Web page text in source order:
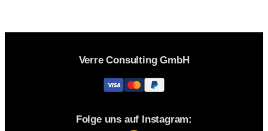
Verre Consulting GmbH
Folge uns auf Instagram: